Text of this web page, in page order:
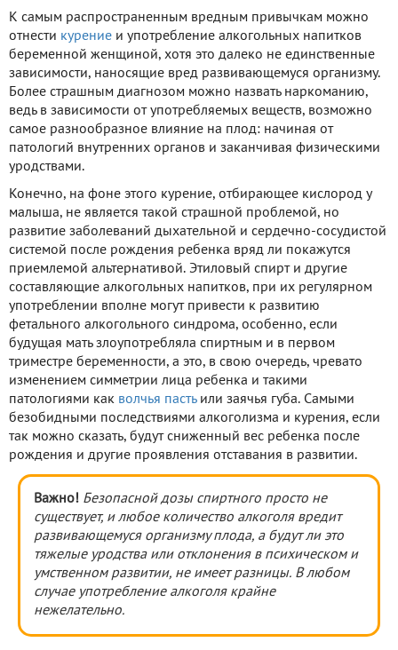
К самым распространенным вредным привычкам можно
отнести курение и употребление алкогольных напитков
беременной женщиной, хотя это далеко не единственные
зависимости, наносящие вред развивающемуся организму.
Более страшным диагнозом можно назвать наркоманию,
ведь в зависимости от употребляемых веществ, возможно
самое разнообразное влияние на плод: начиная от
патологий внутренних органов и заканчивая физическими
уродствами.
Конечно, на фоне этого курение, отбирающее кислород у
малыша, не является такой страшной проблемой, но
развитие заболеваний дыхательной и сердечно-сосудистой
системой после рождения ребенка вряд ли покажутся
приемлемой альтернативой. Этиловый спирт и другие
составляющие алкогольных напитков, при их регулярном
употреблении вполне могут привести к развитию
фетального алкогольного синдрома, особенно, если
будущая мать злоупотребляла спиртным и в первом
триместре беременности, а это, в свою очередь, чревато
изменением симметрии лица ребенка и такими
патологиями как волчья пастьили заячья губа. Самыми
безобидными последствиями алкоголизма и курения, если
так можно сказать, будут сниженный вес ребенка после
рождения и другие проявления отставания в развитии.
Важно! Безопасной дозы спиртного просто не
существует, и любое количество алкоголя вредит
развивающемуся организму плода, а будут ли это
тяжелые уродства или отклонения в психическом и
умственном развитии, не имеет разницы. В любом
случае употребление алкоголя крайне
нежелательно.